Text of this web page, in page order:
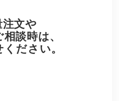
文や
談時は、
ださい。